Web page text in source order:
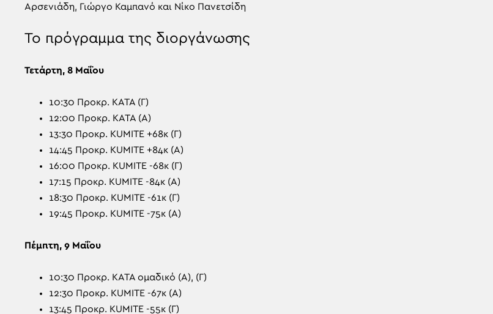
Αρσενιάδη, Γιώργο Καμπανό και Νίκο Πανετσίδη
Το πρόγραμμα της διοργάνωσης
Τετάρτη, 8 Μαΐου
10:30 Προκρ. ΚΑΤΑ (Γ)
12:00 Προκρ. ΚΑΤΑ (Α)
13:30 Προκρ. KUMITE +68κ (Γ)
14:45 Προκρ. KUMITE +84κ (Α)
16:00 Προκρ. KUMITE -68κ (Γ)
17:15 Προκρ. KUMITE -84κ (Α)
18:30 Προκρ. KUMITE -61κ (Γ)
19:45 Προκρ. KUMITE -75κ (Α)
Πέμπτη, 9 Μαΐου
10:30 Προκρ. ΚΑΤΑ ομαδικό (Α), (Γ)
12:30 Προκρ. KUMITE -67κ (Α)
13:45 Προκρ. KUMITE -55κ (Γ)